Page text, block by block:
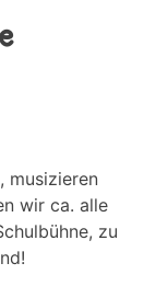
musizieren
wir ca. alle
zu